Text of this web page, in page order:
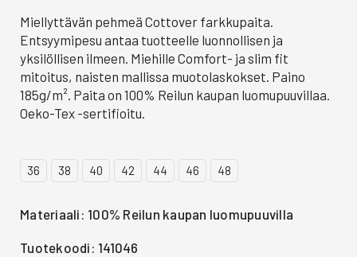
Miellyttävän pehmeä Cottover farkkupaita.
Entsyymipesu antaa tuotteelle luonnollisen ja
yksilöllisen ilmeen. Miehille Comfort- ja slim fit
mitoitus, naisten mallissa muotolaskokset. Paino
185g/m². Paita on 100% Reilun kaupan luomupuuvillaa.
Oeko-Tex -sertifioitu.
36 38 40 42 44 46 48
Materiaali: 100% Reilun kaupan luomupuuvilla
Tuotekoodi: 141046